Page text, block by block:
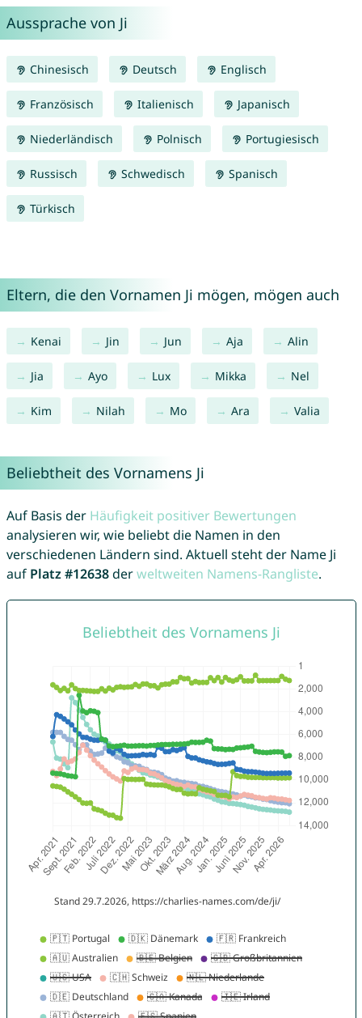
Aussprache von Ji
Chinesisch Deutsch Englisch
Französisch Italienisch Japanisch
Niederländisch Polnisch Portugiesisch
Russisch Schwedisch Spanisch
Türkisch
Eltern, die den Vornamen Ji mögen, mögen auch
Kenai Jin Jun Aja Alin
Jia Ayo Lux Mikka Nel
Kim Nilah Mo Ara Valia
Beliebtheit des Vornamens Ji
Auf Basis der Häufigkeit positiver Bewertungen
analysieren wir, wie beliebt die Namen in den
verschiedenen Ländern sind. Aktuell steht der Name Ji
auf Platz #12638derweltweiten Namens-Rangliste.